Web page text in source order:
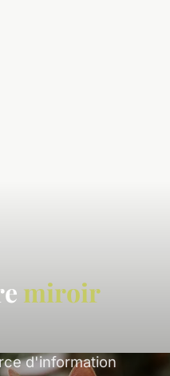
miroir
d'information